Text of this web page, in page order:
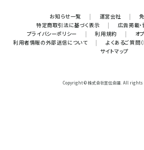
お知らせ一覧 | 運営会社 |
特定商取引法に基づく表示
| 広告掲載
プライバシーポリシー
| 利用規約 | オ
利用者情報の外部送信について
| よくあるご質問（
サイトマップ
Copyright © 株式会社宣伝会議. All